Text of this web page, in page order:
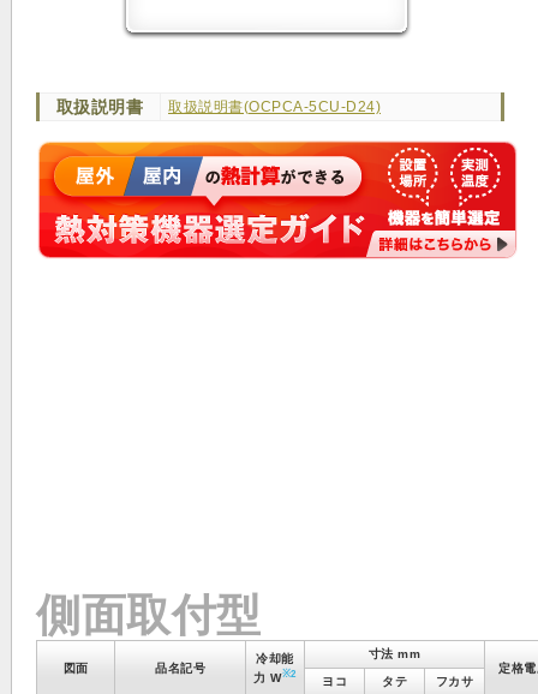
取扱説明書 取扱説明書(OCPCA-5CU-D24)
側面取付型
図面 品名記号
冷却能
力 W※2
寸法 mm
定格
ヨコ
タテ フカサ